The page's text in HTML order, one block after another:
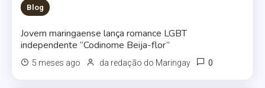
Blog
Jovem maringaense lança romance LGBT
independente “Codinome Beija-flor”
5 meses ago da redação do Maringay 0